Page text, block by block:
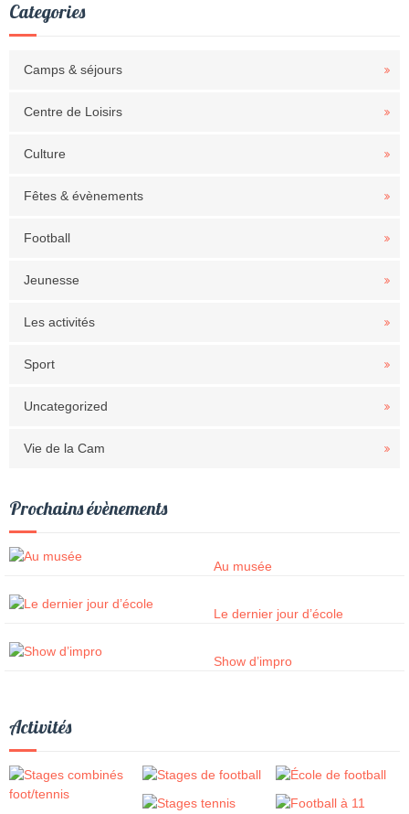
Categories
Camps & séjours
Centre de Loisirs
Culture
Fêtes & évènements
Football
Jeunesse
Les activités
Sport
Uncategorized
Vie de la Cam
Prochains évènements
Au musée
Le dernier jour d’école
Show d’impro
Activités